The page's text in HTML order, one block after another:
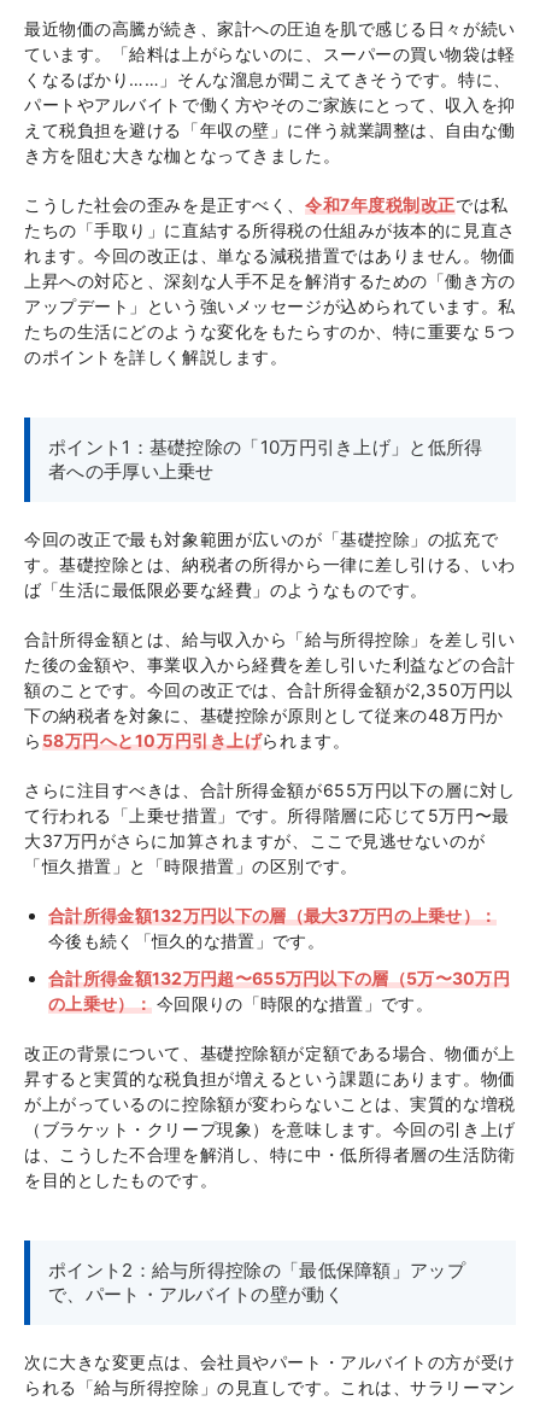
最近物価の高騰が続き、家計への圧迫を肌で感じる日々が続い
ています。「給料は上がらないのに、スーパーの買い物袋は軽
くなるばかり……」そんな溜息が聞こえてきそうです。特に、
パートやアルバイトで働く方やそのご家族にとって、収入を抑
えて税負担を避ける「年収の壁」に伴う就業調整は、自由な働
き方を阻む大きな枷となってきました。
こうした社会の歪みを是正すべく、 令和7年度税制改正では私
たちの「手取り」に直結する所得税の仕組みが抜本的に見直さ
れます。今回の改正は、単なる減税措置ではありません。物価
上昇への対応と、深刻な人手不足を解消するための「働き方の
アップデート」という強いメッセージが込められています。私
たちの生活にどのような変化をもたらすのか、特に重要な５つ
のポイントを詳しく解説します。
ポイント1：基礎控除の「10万円引き上げ」と低所得
者への手厚い上乗せ
今回の改正で最も対象範囲が広いのが「基礎控除」の拡充で
す。基礎控除とは、納税者の所得から一律に差し引ける、いわ
ば「生活に最低限必要な経費」のようなものです。
合計所得金額とは、給与収入から「給与所得控除」を差し引い
た後の金額や、事業収入から経費を差し引いた利益などの合計
額のことです。今回の改正では、合計所得金額が2,350万円以
下の納税者を対象に、基礎控除が原則として従来の48万円か
ら58万円へと10万円引き上げられます。
さらに注目すべきは、合計所得金額が655万円以下の層に対し
て行われる「上乗せ措置」です。所得階層に応じて5万円〜最
大37万円がさらに加算されますが、ここで見逃せないのが
「恒久措置」と「時限措置」の区別です。
合計所得金額132万円以下の層（最大37万円の上乗せ）：
今後も続く「恒久的な措置」です。
合計所得金額132万円超〜655万円以下の層（5万〜30万円
の上乗せ）：今回限りの「時限的な措置」です。
改正の背景について、基礎控除額が定額である場合、物価が上
昇すると実質的な税負担が増えるという課題にあります。物価
が上がっているのに控除額が変わらないことは、実質的な増税
（ブラケット・クリープ現象）を意味します。今回の引き上げ
は、こうした不合理を解消し、特に中・低所得者層の生活防衛
を目的としたものです。
ポイント2：給与所得控除の「最低保障額」アップ
で、パート・アルバイトの壁が動く
次に大きな変更点は、会社員やパート・アルバイトの方が受け
られる「給与所得控除」の見直しです。これは、サラリーマン